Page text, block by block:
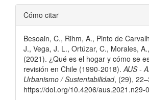
Detalles
del
artículo
Cómo citar
Besoain, C., Rihm, A., Pinto de
J., Vega, J. L., Ortúzar, C., Morales,
(2021). ¿Qué es el hogar y cómo se
revisión en Chile (1990-2018).AUS -
Urbanismo / Sustentabilidad, (29),
https://doi.org/10.4206/aus.2021.n29-